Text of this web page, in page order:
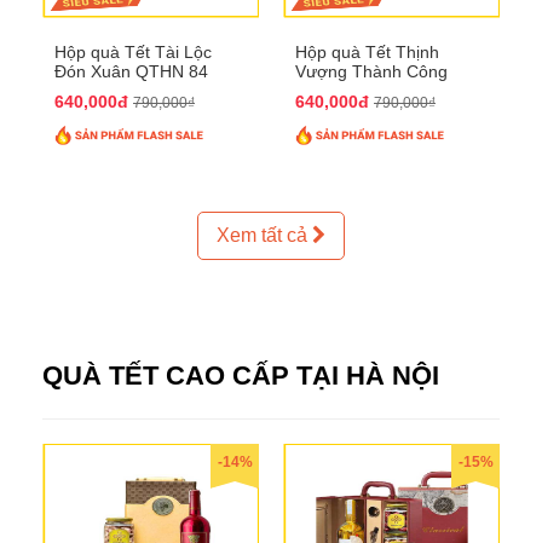
Hộp quà Tết Tài Lộc
Đón Xuân QTHN 84
640,000đ 790,000₫
Hộp quà Tết Thịnh
Vượng Thành Công
640,000đ 790,000₫
Xem tất cả
QUÀ TẾT CAO CẤP TẠI HÀ NỘI
-14% -15%